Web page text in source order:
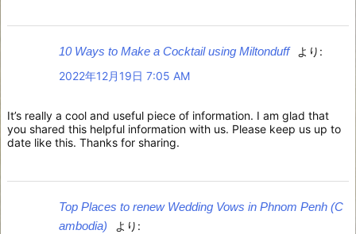
10 Ways to Make a Cocktail using Miltonduff
より:
2022年12月19日 7:05 AM
It’s really a cool and useful piece of information. I am glad that
you shared this helpful information with us. Please keep us up to
date like this. Thanks for sharing.
Top Places to renew Wedding Vows in Phnom Penh (C
ambodia)
より: